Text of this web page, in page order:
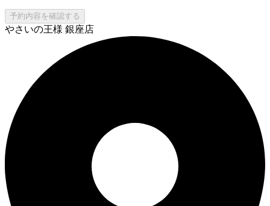
予約内容を確認する
やさいの王様 銀座店